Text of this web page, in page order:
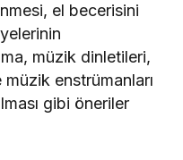
el becerisini
müzik dinletileri,
enstrümanları
gibi öneriler